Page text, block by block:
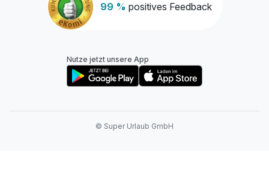
99 % positives Feedback
Nutze jetzt unsere App
© Super Urlaub GmbH